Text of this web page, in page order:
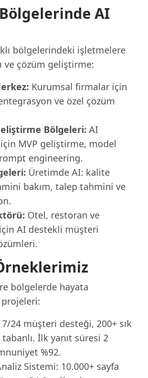
AI
bölgelerindeki işletmelere
ve çözüm geliştirme:
Kurumsal firmalar için
ve özel çözüm
Bölgeleri: AI
MVP geliştirme, model
engineering.
Üretimde AI: kalite
bakım, talep tahmini ve
Otel, restoran ve
AI destekli müşteri
bölgelerde hayata
24 müşteri desteği, 200+ sık
tabanlı. İlk yanıt süresi 2
%92.
Sistemi: 10.000+ sayfa